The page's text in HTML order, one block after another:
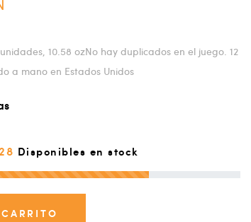
10.58 ozNo hay duplicados en el juego. 12
a mano en Estados Unidos
28 Disponibles en stock